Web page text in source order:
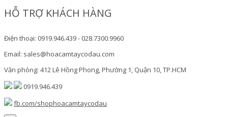
HỖ TRỢ KHÁCH HÀNG
Điện thoại: 0919.946.439 - 028.7300.9960
Email: sales@hoacamtaycodau.com
Văn phòng: 412 Lê Hồng Phong, Phường 1, Quận 10, TP.HCM
0919.946.439
fb.com/shophoacamtaycodau